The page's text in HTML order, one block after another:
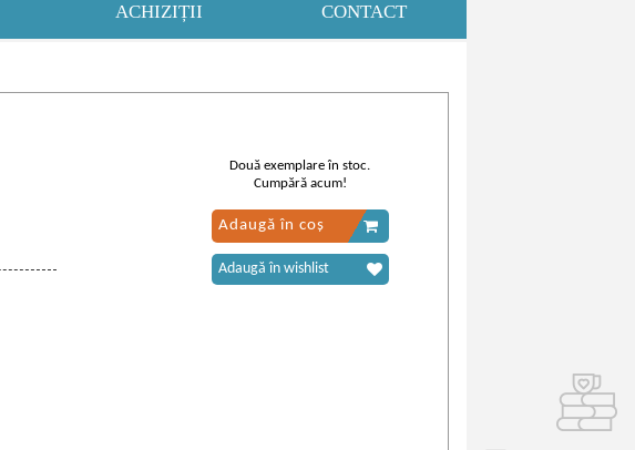
ACHIZIȚII CONTACT
Două exemplare în stoc.
Cumpără acum!
Adaugă în coș
Adaugă în wishlist